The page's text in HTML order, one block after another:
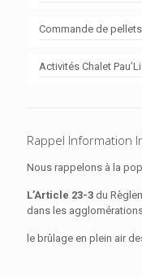
Commande de pellets
Activités Chalet
Rappel Information
Nous rappelons à la
L’Article 23-3 du
dans les
le brûlage en plein air